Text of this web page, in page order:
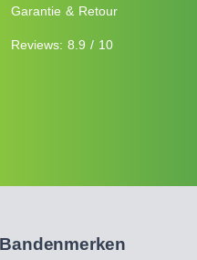
Garantie & Retour
Reviews: 8.9 / 10